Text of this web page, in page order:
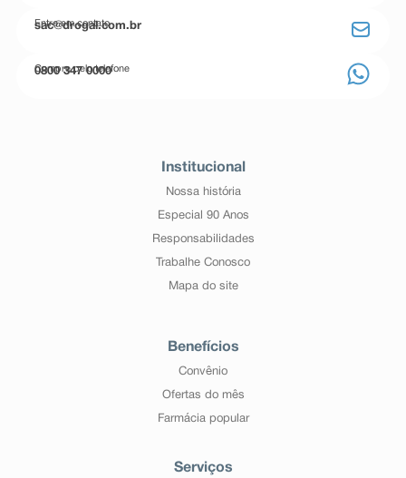
Entre em contato
sac@drogal.com.br
Compre pelo telefone
0800 347 0000
Institucional
Nossa história
Especial 90 Anos
Responsabilidades
Trabalhe Conosco
Mapa do site
Benefícios
Convênio
Ofertas do mês
Farmácia popular
Serviços